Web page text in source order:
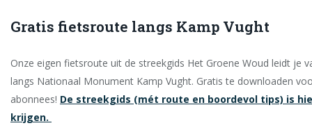
Gratis fietsroute langs Kamp Vught
Onze eigen fietsroute uit de streekgids Het Groene Woud leidt je
langs Nationaal Monument Kamp Vught. Gratis te downloaden
abonnees! De streekgids (mét route en boordevol tips) is
krijgen.